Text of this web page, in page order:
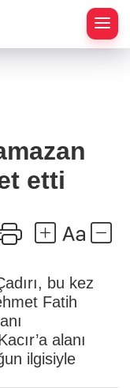
etti
bu kez
Fatih
alanı
ilgisiyle